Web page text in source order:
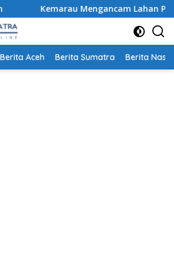
Mengancam Lahan Pertanian,
Berita Aceh Berita Sumatra Berita